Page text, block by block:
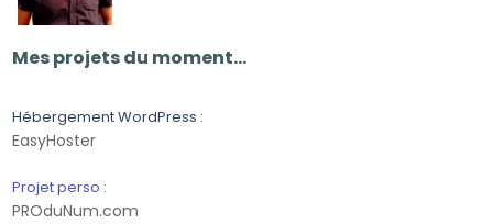
Mes projets du moment…
Hébergement WordPress :
EasyHoster
Projet perso :
PROduNum.com